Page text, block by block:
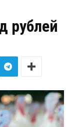
рублей